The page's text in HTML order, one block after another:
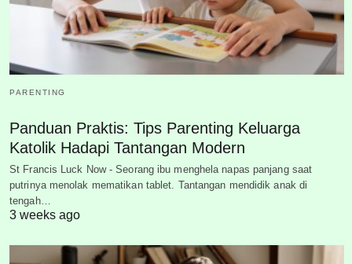
PARENTING
Panduan Praktis: Tips Parenting Keluarga
Katolik Hadapi Tantangan Modern
St Francis Luck Now - Seorang ibu menghela napas panjang saat
putrinya menolak mematikan tablet. Tantangan mendidik anak di
tengah…
3 weeks ago